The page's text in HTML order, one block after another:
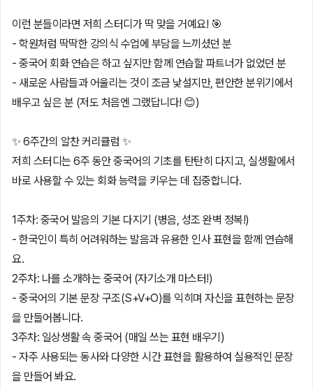
이런 분들이라면 저희 스터디가 딱 맞을 거예요! 🎯
- 학원처럼 딱딱한 강의식 수업에 부담을 느끼셨던 분
- 중국어 회화 연습은 하고 싶지만 함께 연습할 파트너가 없었던 분
- 새로운 사람들과 어울리는 것이 조금 낯설지만, 편안한 분위기에서
배우고 싶은 분 (저도 처음엔 그랬답니다! 😊)
✨ 6주간의 알찬 커리큘럼 ✨
저희 스터디는 6주 동안 중국어의 기초를 탄탄히 다지고, 실생활에서
바로 사용할 수 있는 회화 능력을 키우는 데 집중합니다.
1주차: 중국어 발음의 기본 다지기 (병음, 성조 완벽 정복!)
- 한국인이 특히 어려워하는 발음과 유용한 인사 표현을 함께 연습해
요.
2주차: 나를 소개하는 중국어 (자기소개 마스터!)
- 중국어의 기본 문장 구조(S+V+O)를 익히며 자신을 표현하는 문장
을 만들어봅니다.
3주차: 일상생활 속 중국어 (매일 쓰는 표현 배우기)
- 자주 사용되는 동사와 다양한 시간 표현을 활용하여 실용적인 문장
을 만들어 봐요.